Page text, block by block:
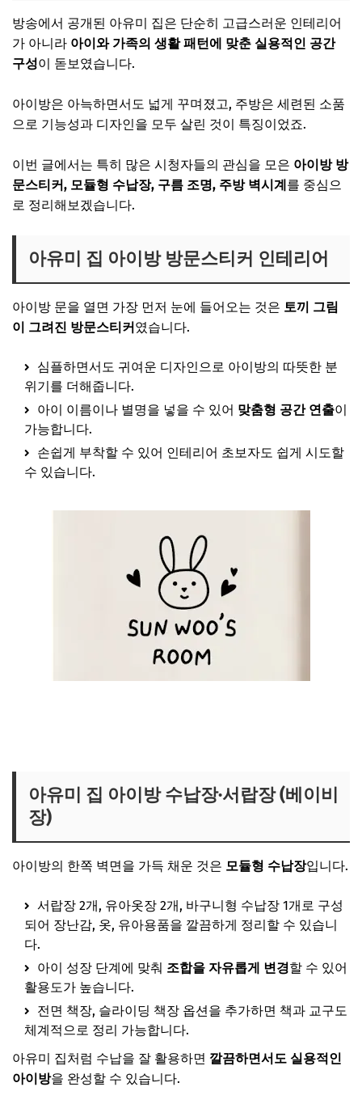
방송에서 공개된 아유미 집은 단순히 고급스러운 인테리어
가 아니라 아이와 가족의 생활 패턴에 맞춘 실용적인 공간
구성이 돋보였습니다.
아이방은 아늑하면서도 넓게 꾸며졌고, 주방은 세련된 소품
으로 기능성과 디자인을 모두 살린 것이 특징이었죠.
이번 글에서는 특히 많은 시청자들의 관심을 모은 아이방 방
문스티커, 모듈형 수납장, 구름 조명, 주방 벽시계를 중심으
로 정리해보겠습니다.
아유미 집 아이방 방문스티커 인테리어
아이방 문을 열면 가장 먼저 눈에 들어오는 것은 토끼 그림
이 그려진 방문스티커였습니다.
심플하면서도 귀여운 디자인으로 아이방의 따뜻한 분
위기를 더해줍니다.
아이 이름이나 별명을 넣을 수 있어 맞춤형 공간 연출이
가능합니다.
손쉽게 부착할 수 있어 인테리어 초보자도 쉽게 시도할
수 있습니다.
아유미 집 아이방 수납장·서랍장 (베이비
장)
아이방의 한쪽 벽면을 가득 채운 것은 모듈형 수납장입니다.
서랍장 2개, 유아옷장 2개, 바구니형 수납장 1개로 구성
되어 장난감, 옷, 유아용품을 깔끔하게 정리할 수 있습니
다.
아이 성장 단계에 맞춰 조합을 자유롭게 변경할 수 있어
활용도가 높습니다.
전면 책장, 슬라이딩 책장 옵션을 추가하면 책과 교구도
체계적으로 정리 가능합니다.
아유미 집처럼 수납을 잘 활용하면 깔끔하면서도 실용적인
아이방을 완성할 수 있습니다.